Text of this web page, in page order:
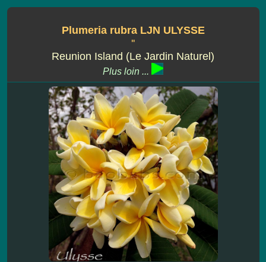
Plumeria rubra LJN ULYSSE
''
Reunion Island (Le Jardin Naturel)
Plus loin ...